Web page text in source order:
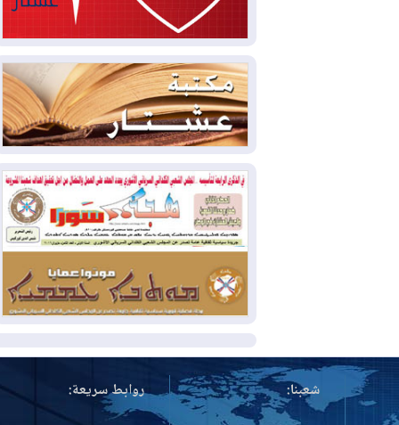
2026-08-03
العجز والاقتراض يطوقان
المالية العراقية.. اقتراض يتجاوز 3 تريليونات
دينار!
2026-08-03كوبا تغرق في الظلام مجددا
وانهيار الشبكة الكهربائية
2026-08-03
أوامر بإجلاء 60 ألف شخص
بسبب الحرائق في ولاية واشنطن
2026-08-02
مشروع "حسابي" يُمهل
الموظفين حتى نهاية أغسطس لاستلام
بطاقاتهم المصرفية
2026-08-02دمشق وعمّان تحذران بغداد:
أي هجوم من أراضي العراق سيواجه برد
المزيد
شعبنا: روابط سريعة: